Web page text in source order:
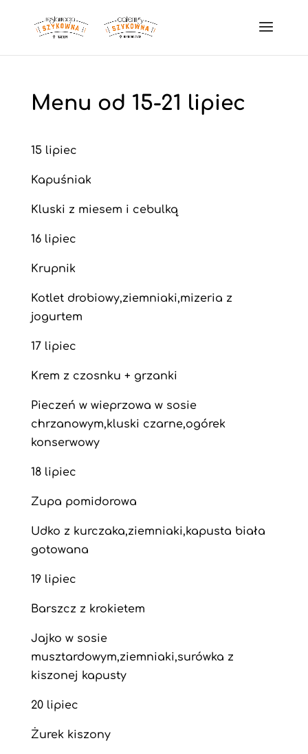
Menu od 15-21 lipiec
15 lipiec
Kapuśniak
Kluski z miesem i cebulką
16 lipiec
Krupnik
Kotlet drobiowy,ziemniaki,mizeria z
jogurtem
17 lipiec
Krem z czosnku + grzanki
Pieczeń w wieprzowa w sosie
chrzanowym,kluski czarne,ogórek
konserwowy
18 lipiec
Zupa pomidorowa
Udko z kurczaka,ziemniaki,kapusta biała
gotowana
19 lipiec
Barszcz z krokietem
Jajko w sosie
musztardowym,ziemniaki,surówka z
kiszonej kapusty
20 lipiec
Żurek kiszony